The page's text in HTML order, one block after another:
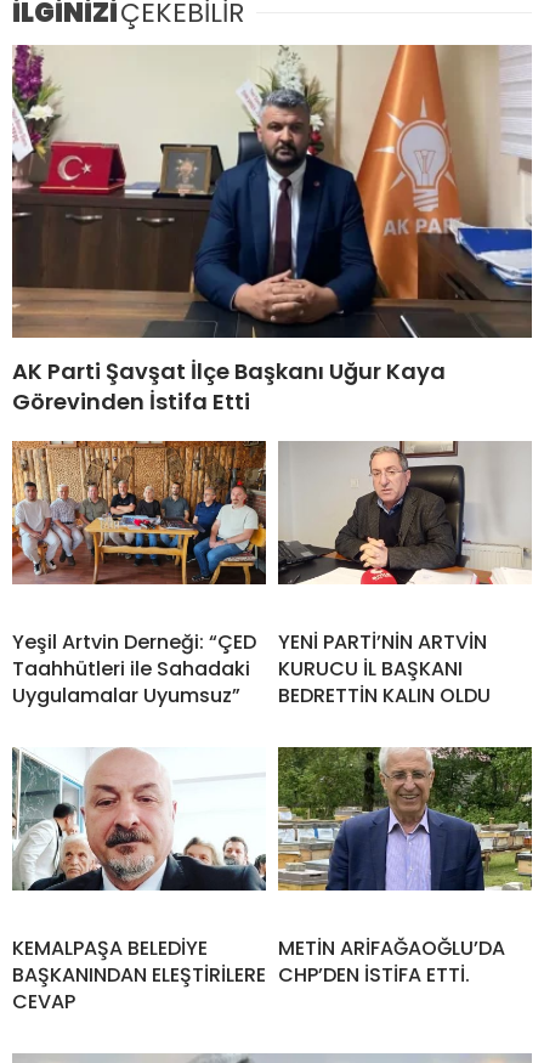
İLGİNİZİÇEKEBİLİR
AK Parti Şavşat İlçe Başkanı Uğur Kaya
Görevinden İstifa Etti
Yeşil Artvin Derneği: “ÇED
Taahhütleri ile Sahadaki
Uygulamalar Uyumsuz”
YENİ PARTİ’NİN ARTVİN
KURUCU İL BAŞKANI
BEDRETTİN KALIN OLDU
KEMALPAŞA BELEDİYE
BAŞKANINDAN ELEŞTİRİLERE
CEVAP
METİN ARİFAĞAOĞLU’DA
CHP’DEN İSTİFA ETTİ.